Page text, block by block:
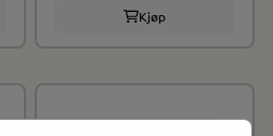
Kjøp
Aroma for selvblanding